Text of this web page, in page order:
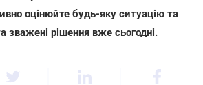
оцінюйте будь-яку ситуацію та
зважені рішення вже сьогодні.